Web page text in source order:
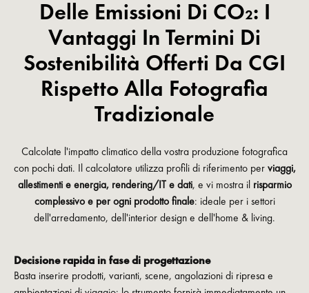
Delle Emissioni Di CO₂: I
Vantaggi In Termini Di
Sostenibilità Offerti Da CGI
Rispetto Alla Fotografia
Tradizionale
Calcolate l'impatto climatico della vostra produzione fotografica
con pochi dati. Il calcolatore utilizza profili di riferimento per viaggi,
allestimenti e energia, rendering/IT e dati, e vi mostra il risparmio
complessivo e per ogni prodotto finale: ideale per i settori
dell'arredamento, dell'interior design e dell'home & living.
Decisione rapida in fase di progettazione
Basta inserire prodotti, varianti, scene, angolazioni di ripresa e